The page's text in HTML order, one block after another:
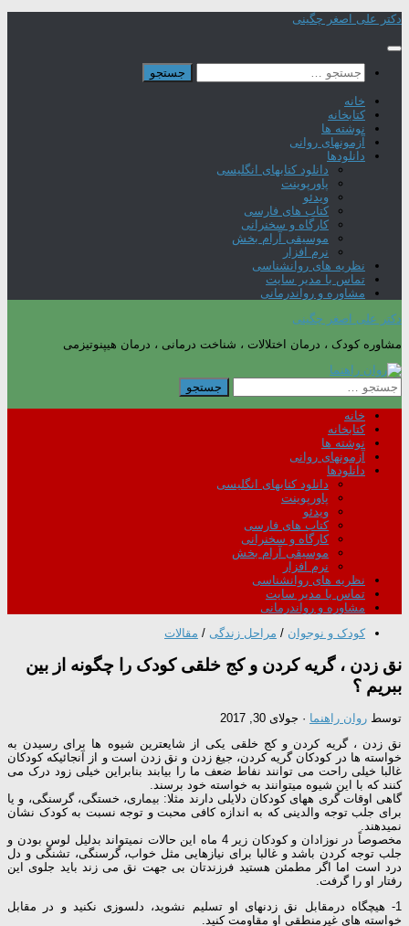
Skip
content
دکتر علی اصغر چگینی
جستجو
برای:
خانه
کتابخانه
نوشته ها
آزمونهای روانی
دانلودها
دانلود کتابهای انگلیسی
پاورپوینت
ویدئو
کتاب های فارسی
کارگاه و سخنرانی
موسیقی آرام بخش
نرم افزار
نظریه های روانشناسی
تماس با مدیر سایت
مشاوره و رواندرمانی
دکتر علی اصغر چگینی
مشاوره کودک ، درمان اختلالات ، شناخت درمانی ، درمان هیپنوتیزمی
جستجو
برای:
خانه
کتابخانه
نوشته ها
آزمونهای روانی
دانلودها
دانلود کتابهای انگلیسی
پاورپوینت
ویدئو
کتاب های فارسی
کارگاه و سخنرانی
موسیقی آرام بخش
نرم افزار
نظریه های روانشناسی
تماس با مدیر سایت
مشاوره و رواندرمانی
کودک و نوجوان / مراحل زندگی / مقالات
نق زدن ، گریه کردن و کج خلقی کودک را چگونه از بین
ببریم ؟
توسط روان راهنما · جولای 30, 2017
نق زدن ، گریه کردن و کج خلقی یکی از شایعترین شیوه ها برای رسیدن به
خواسته ها در کودکان گریه کردن، جیغ زدن و نق زدن است و از آنجائیکه کودکان
غالبا خیلی راحت می توانند نفاط ضعف ما را بیابند بنابراین خیلی زود درک می
کنند که با این شیوه میتوانند به خواسته خود برسند.
گاهی اوقات گری ههای کودکان دلایلی دارند مثلا: بیماری، خستگی، گرسنگی، و یا
برای جلب توجه والدینی که به اندازه کافی محبت و توجه نسبت به کودک نشان
نمیدهند.
مخصوصاً در نوزادان و کودکان زیر 4 ماه این حالات نمیتواند بدلیل لوس بودن و
جلب توجه کردن باشد و غالبا برای نیازهایی مثل خواب، گرسنگی، تشنگی و دل
درد است اما اگر مطمئن هستید فرزندتان بی جهت نق می زند باید جلوی این
رفتار او را گرفت.
1- هیچگاه درمقابل نق زدنهای او تسلیم نشوید، دلسوزی نكنید و در مقابل
خواسته های غیرمنطقی او مقاومت كنید.